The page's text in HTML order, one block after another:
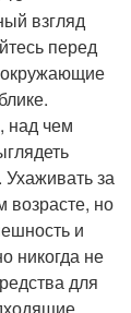
взгляд
перед
над чем
за
возрасте, но
и
никогда не
для